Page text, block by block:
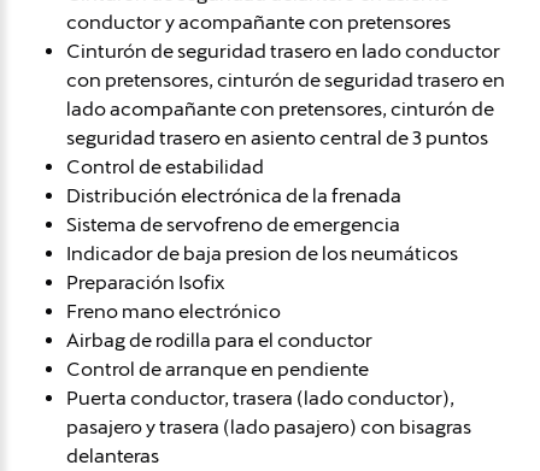
conductor y acompañante con pretensores
Cinturón de seguridad trasero en lado conductor
con pretensores, cinturón de seguridad trasero en
lado acompañante con pretensores, cinturón de
seguridad trasero en asiento central de 3 puntos
Control de estabilidad
Distribución electrónica de la frenada
Sistema de servofreno de emergencia
Indicador de baja presion de los neumáticos
Preparación Isofix
Freno mano electrónico
Airbag de rodilla para el conductor
Control de arranque en pendiente
Puerta conductor, trasera (lado conductor),
pasajero y trasera (lado pasajero) con bisagras
delanteras